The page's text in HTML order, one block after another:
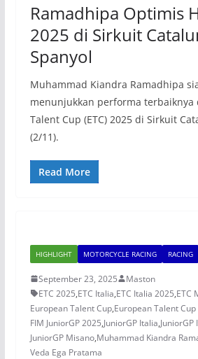
Ramadhipa Optimis
2025 di Sirkuit
Spanyol
Muhammad Kiandra Ramadhipa
menunjukkan performa terbaiknya
Talent Cup (ETC) 2025 di Sirkuit
(2/11).
Read More
HIGHLIGHT MOTORCYCLE RACING RACING
September 23, 2025
Maston
ETC 2025,ETC Italia,ETC Italia 2025,ETC
European Talent Cup,European Talent Cup
FIM JuniorGP 2025,JuniorGP Italia,JuniorGP
JuniorGP Misano,Muhammad Kiandra
Veda Ega Pratama